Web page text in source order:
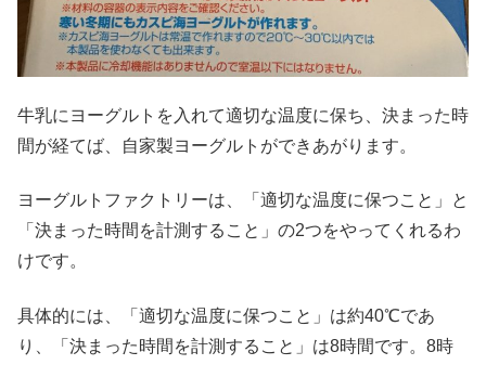
牛乳にヨーグルトを入れて適切な温度に保ち、決まった時
間が経てば、自家製ヨーグルトができあがります。
ヨーグルトファクトリーは、「適切な温度に保つこと」と
「決まった時間を計測すること」の2つをやってくれるわ
けです。
具体的には、「適切な温度に保つこと」は約40℃であ
り、「決まった時間を計測すること」は8時間です。8時